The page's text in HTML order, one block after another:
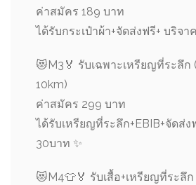
ค่าสมัคร 189 บาท
ได้รับกระเป๋าผ้า+จัดส่งฟรี+ บริจา
😻 M3 🏅 รับเฉพาะเหรียญที่ระลึก
10km)
ค่าสมัคร 299 บาท
ได้รับเหรียญที่ระลึก+EBIB+จัดส่ง
30บาท ✨
😻 M4👕🏅 รับเสื้อ+เหรียญที่ระลึ